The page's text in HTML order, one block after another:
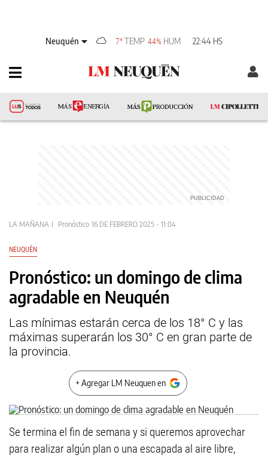
Neuquén 7° TEMP 44% HUM 22:44 HS
LA MAÑANA Pronóstico 16 DE FEBRERO 2025 - 11:04
NEUQUÉN
Pronóstico: un domingo de clima
agradable en Neuquén
Las mínimas estarán cerca de los 18° C y las
máximas superarán los 30° C en gran parte de
la provincia.
+ Agregar LM Neuquen en
Se termina el fin de semana y si queremos aprovechar
para realizar algún plan o una escapada al aire libre,